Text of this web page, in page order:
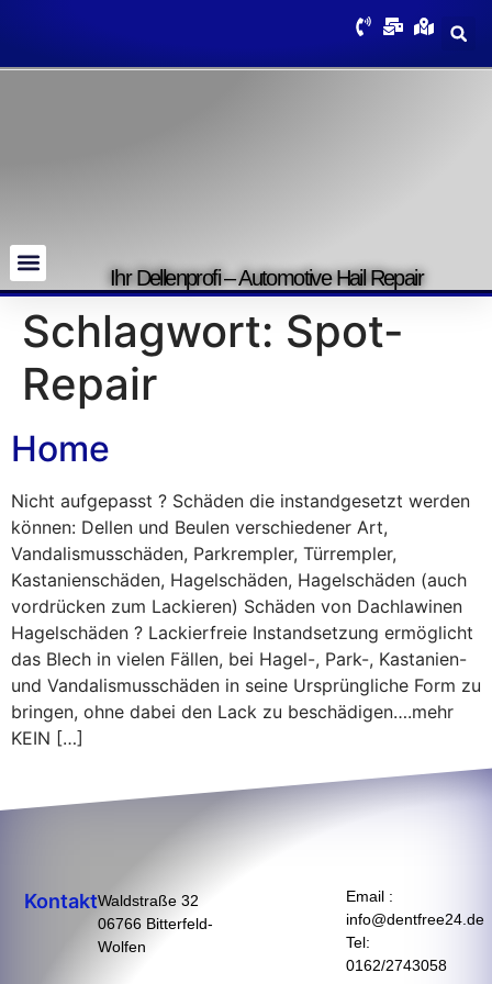
Ihr Dellenprofi – Automotive Hail Repair
Schlagwort: Spot-
Repair
Home
Nicht aufgepasst ? Schäden die instandgesetzt werden
können: Dellen und Beulen verschiedener Art,
Vandalismusschäden, Parkrempler, Türrempler,
Kastanienschäden, Hagelschäden, Hagelschäden (auch
vordrücken zum Lackieren) Schäden von Dachlawinen
Hagelschäden ? Lackierfreie Instandsetzung ermöglicht
das Blech in vielen Fällen, bei Hagel-, Park-, Kastanien-
und Vandalismusschäden in seine Ursprüngliche Form zu
bringen, ohne dabei den Lack zu beschädigen….mehr
KEIN […]
KontaktWaldstraße 32
06766 Bitterfeld-
Wolfen
Email :
info@dentfree24.de
Tel:
0162/2743058